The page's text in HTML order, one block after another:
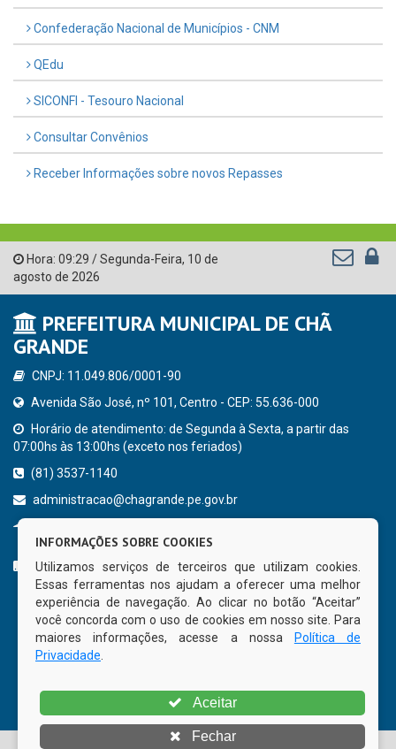
Confederação Nacional de Municípios - CNM
QEdu
SICONFI - Tesouro Nacional
Consultar Convênios
Receber Informações sobre novos Repasses
Hora: 09:29 /Segunda-Feira, 10 de
agosto de 2026
PREFEITURA MUNICIPAL DE CHÃ
GRANDE
CNPJ: 11.049.806/0001-90
Avenida São José, nº 101, Centro - CEP: 55.636-000
Horário de atendimento: de Segunda à Sexta, a partir das
07:00hs às 13:00hs (exceto nos feriados)
(81) 3537-1140
administracao@chagrande.pe.gov.br
CURTA NOSSA FAN PAGE
INFORMAÇÕES SOBRE COOKIES
Utilizamos serviços de terceiros que utilizam cookies.
Essas ferramentas nos ajudam a oferecer uma melhor
experiência de navegação. Ao clicar no botão “Aceitar”
você concorda com o uso de cookies em nosso site. Para
maiores informações, acesse a nossa
Política de
Privacidade
Aceitar
Fechar